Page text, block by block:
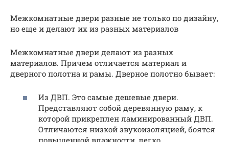
Межкомнатные двери разные не только по дизайну,
но еще и делают их из разных материалов
Межкомнатные двери делают из разных
материалов. Причем отличается материал и
дверного полотна и рамы. Дверное полотно бывает:
Из ДВП. Это самые дешевые двери.
Представляют собой деревянную раму, к
которой прикреплен ламинированный ДВП.
Отличаются низкой звукоизоляцией, боятся